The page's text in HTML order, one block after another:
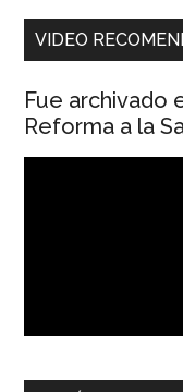
VIDEO
Fue archivado
Reforma a la
00:00